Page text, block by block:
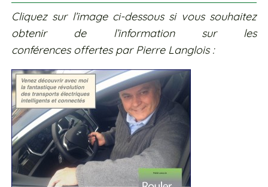
Cliquez sur l’image ci-dessous si vous souhaitez
obtenir de l’information sur les
conférences offertes par Pierre Langlois :